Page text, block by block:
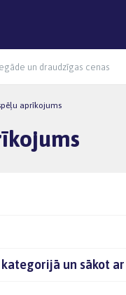
un draudzīgas cenas
aprīkojums
un sākot